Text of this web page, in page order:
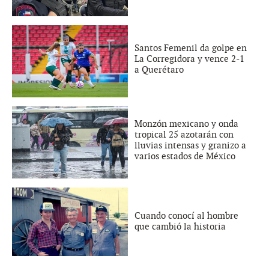
Santos Femenil da golpe en
La Corregidora y vence 2-1
a Querétaro
Monzón mexicano y onda
tropical 25 azotarán con
lluvias intensas y granizo a
varios estados de México
Cuando conocí al hombre
que cambió la historia